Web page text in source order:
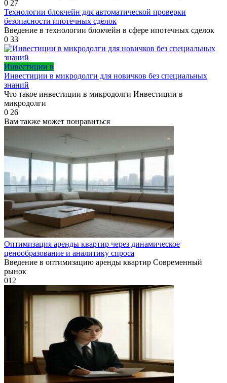
0 27
Технологии блокчейн для автоматической проверки
безопасности ипотечных сделок
Введение в технологии блокчейн в сфере ипотечных сделок
0 33
Инвестиции в
Инвестиции в микродолги для новичков без специальных
знаний
Что такое инвестиции в микродолги Инвестиции в
микродолги
0 26
Вам также может понравиться
Оптимизация аренды квартир через динамическое
ценообразование и аналитику спроса
Введение в оптимизацию аренды квартир Современный
рынок
012